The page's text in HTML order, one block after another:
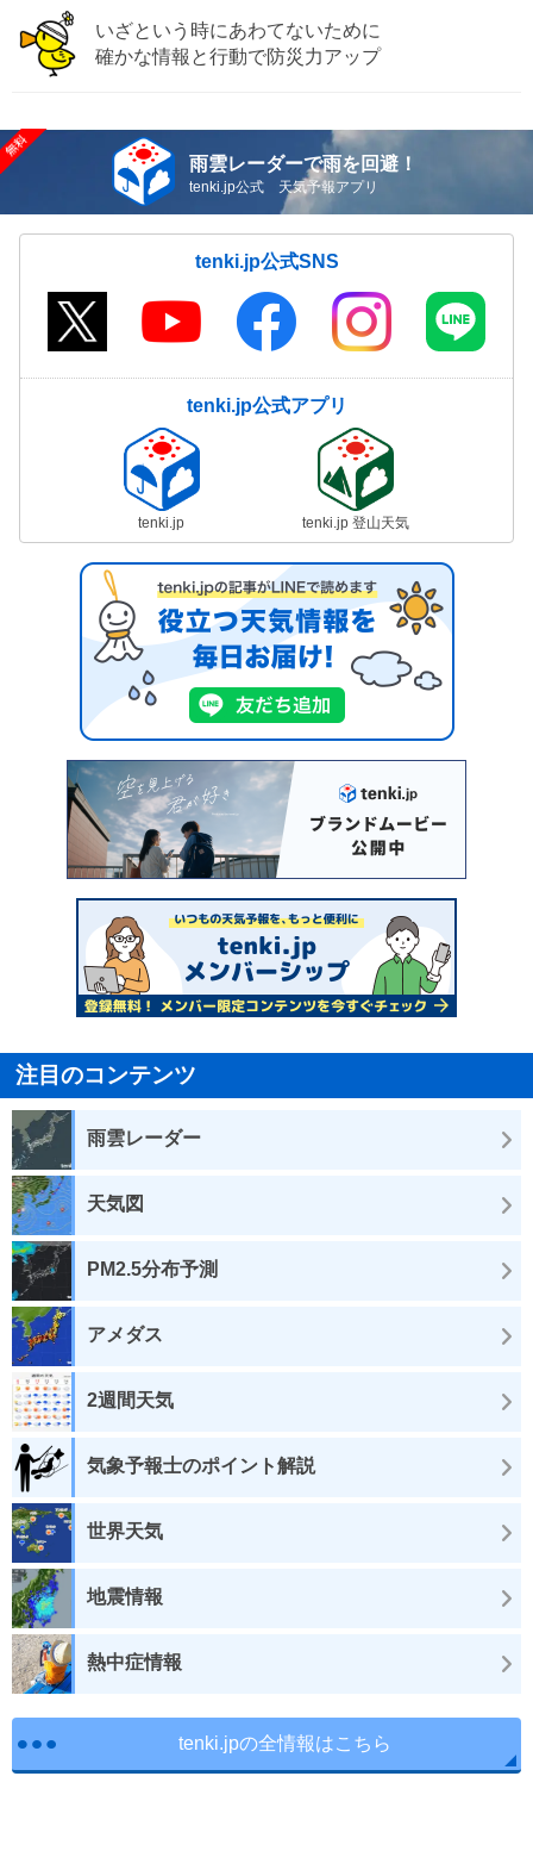
いざという時にあわてないために
確かな情報と行動で防災力アップ
雨雲レーダーで雨を回避！
tenki.jp公式 天気予報アプリ
tenki.jp公式SNS
tenki.jp公式アプリ
tenki.jp tenki.jp 登山天気
注目のコンテンツ
雨雲レーダー
天気図
PM2.5分布予測
アメダス
2週間天気
気象予報士のポイント解説
世界天気
地震情報
熱中症情報
tenki.jpの全情報はこちら